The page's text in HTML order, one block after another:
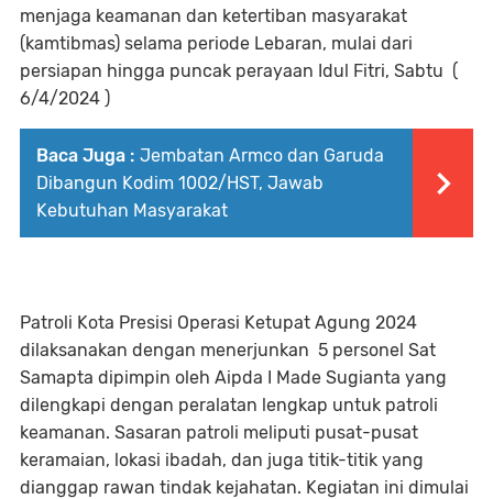
menjaga keamanan dan ketertiban masyarakat
(kamtibmas) selama periode Lebaran, mulai dari
persiapan hingga puncak perayaan Idul Fitri, Sabtu (
6/4/2024 )
Baca Juga : Jembatan Armco dan Garuda
Dibangun Kodim 1002/HST, Jawab
Kebutuhan Masyarakat
Patroli Kota Presisi Operasi Ketupat Agung 2024
dilaksanakan dengan menerjunkan 5 personel Sat
Samapta dipimpin oleh Aipda I Made Sugianta yang
dilengkapi dengan peralatan lengkap untuk patroli
keamanan. Sasaran patroli meliputi pusat-pusat
keramaian, lokasi ibadah, dan juga titik-titik yang
dianggap rawan tindak kejahatan. Kegiatan ini dimulai